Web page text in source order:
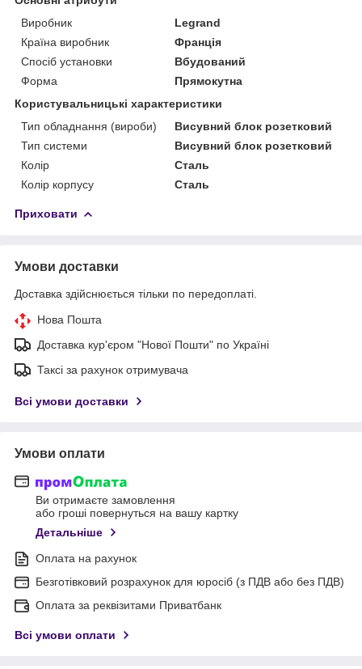
Виробник
Legrand
Країна виробник
Франція
Спосіб установки
Вбудований
Форма
Прямокутна
Користувальницькі характеристики
Тип обладнання (вироби)
Висувний блок розетковий
Тип системи
Висувний блок розетковий
Колір
Сталь
Колір корпусу
Сталь
Приховати
Умови доставки
Доставка здійснюється тільки по передоплаті.
Нова Пошта
Доставка кур'єром "Нової Пошти" по Україні
Таксі за рахунок отримувача
Всі умови доставки
Умови оплати
Ви отримаєте замовлення
або гроші повернуться на вашу картку
Детальніше
Оплата на рахунок
Безготівковий розрахунок для юросіб (з ПДВ або без ПДВ)
Оплата за реквізитами Приватбанк
Всі умови оплати